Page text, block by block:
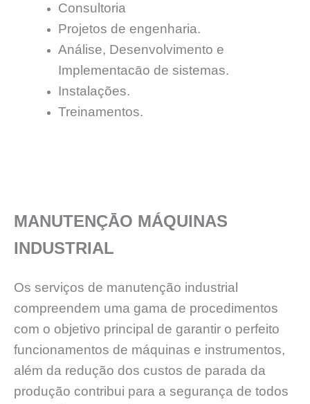
Consultoria
Projetos de engenharia.
Análise, Desenvolvimento e
Implementacāo de sistemas.
Instalações.
Treinamentos.
MANUTENÇĀO MÁQUINAS
INDUSTRIAL
Os serviços de manutenção industrial
compreendem uma gama de procedimentos
com o objetivo principal de garantir o perfeito
funcionamentos de máquinas e instrumentos,
além da redução dos custos de parada da
produção contribui para a segurança de todos